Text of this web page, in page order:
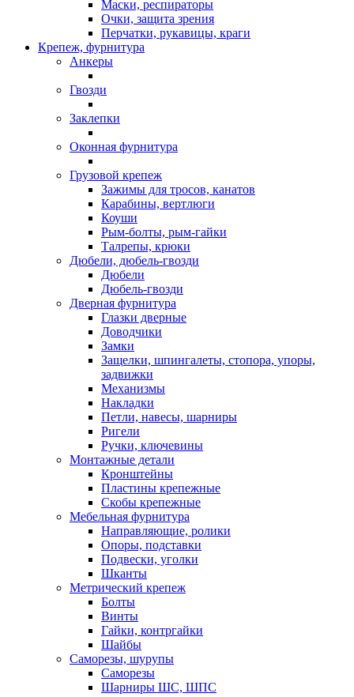
Маски, респираторы
Очки, защита зрения
Перчатки, рукавицы, краги
Крепеж, фурнитура
Анкеры
Гвозди
Заклепки
Оконная фурнитура
Грузовой крепеж
Зажимы для тросов, канатов
Карабины, вертлюги
Коуши
Рым-болты, рым-гайки
Талрепы, крюки
Дюбели, дюбель-гвозди
Дюбели
Дюбель-гвозди
Дверная фурнитура
Глазки дверные
Доводчики
Замки
Защелки, шпингалеты, стопора, упоры,
задвижки
Механизмы
Накладки
Петли, навесы, шарниры
Ригели
Ручки, ключевины
Монтажные детали
Кронштейны
Пластины крепежные
Скобы крепежные
Мебельная фурнитура
Направляющие, ролики
Опоры, подставки
Подвески, уголки
Шканты
Метрический крепеж
Болты
Винты
Гайки, контргайки
Шайбы
Саморезы, шурупы
Саморезы
Шарниры ШС, ШПС